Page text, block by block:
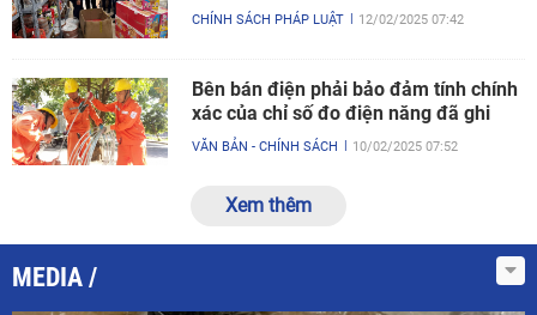
CHÍNH SÁCH PHÁP LUẬT 12/02/2025 07:42
Bên bán điện phải bảo đảm tính chính
xác của chỉ số đo điện năng đã ghi
VĂN BẢN - CHÍNH SÁCH 10/02/2025 07:52
Xem thêm
MEDIA